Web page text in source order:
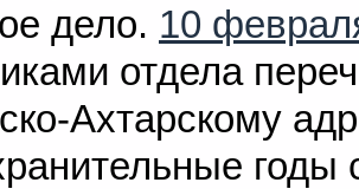
дело. 10
отдела
Ахтарскому
годы